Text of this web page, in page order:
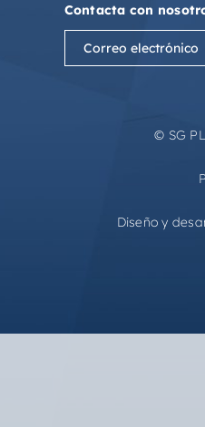
Contacta con
© SG
Diseño y